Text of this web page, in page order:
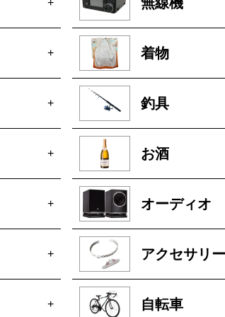
+
+
+
+
+
+
+
着物
釣具
お酒
オーディオ
アクセサリー
自転車